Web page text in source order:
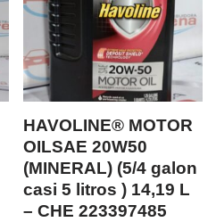
HAVOLINE® MOTOR
OILSAE 20W50
(MINERAL) (5/4 galon
casi 5 litros ) 14,19 L
– CHE 223397485